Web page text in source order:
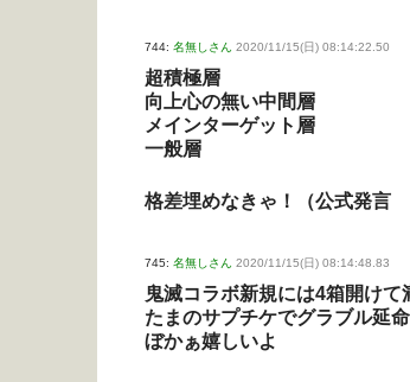
744: 名無しさん 2020/11/15(日) 08:14:22.50
超積極層
向上心の無い中間層
メインターゲット層
一般層
格差埋めなきゃ！（公式発言
745: 名無しさん 2020/11/15(日) 08:14:48.83
鬼滅コラボ新規には4箱開けて
たまのサプチケでグラブル延
ぼかぁ嬉しいよ